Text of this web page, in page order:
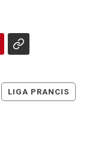
LIGA PRANCIS